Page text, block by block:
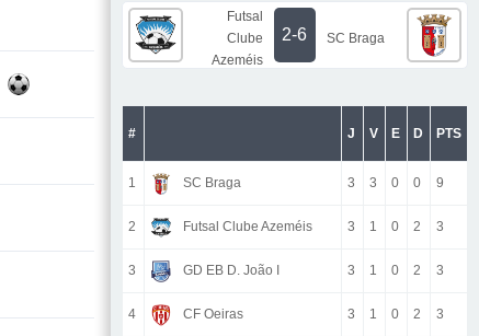
Futsal
Clube
Azeméis
2-6 SC Braga
# J V E D PTS
1 SC Braga 3 3 0 0 9
2 Futsal Clube Azeméis 3 1 0 2 3
3 GD EB D. João I 3 1 0 2 3
4 CF Oeiras 3 1 0 2 3